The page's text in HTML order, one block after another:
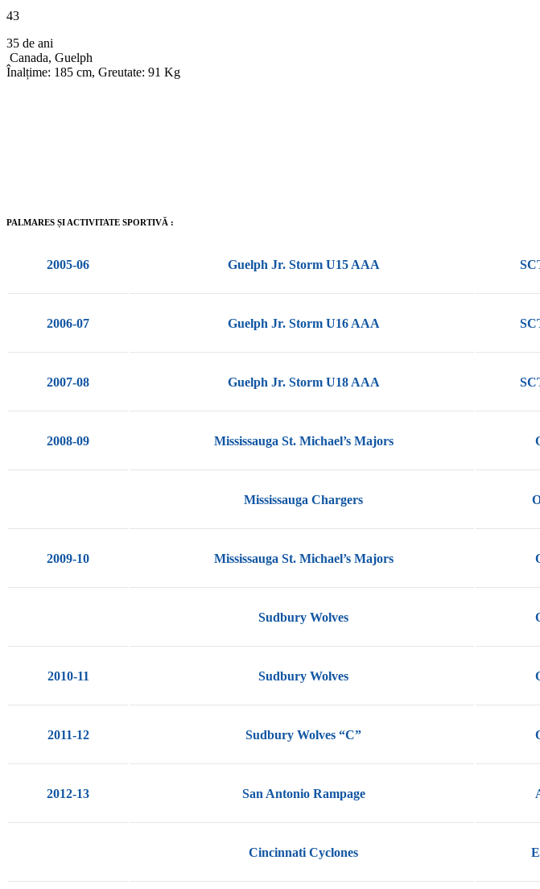
43
35 de ani
Canada, Guelph
Înalțime: 185 cm, Greutate: 91 Kg
PALMARES ȘI ACTIVITATE SPORTIVĂ :
2005-06 Guelph Jr. Storm U15 AAA
2006-07 Guelph Jr. Storm U16 AAA
2007-08 Guelph Jr. Storm U18 AAA
2008-09 Mississauga St. Michael’s Majors
Mississauga Chargers
2009-10 Mississauga St. Michael’s Majors
Sudbury Wolves
2010-11 Sudbury Wolves
2011-12 Sudbury Wolves “C”
2012-13 San Antonio Rampage
Cincinnati Cyclones